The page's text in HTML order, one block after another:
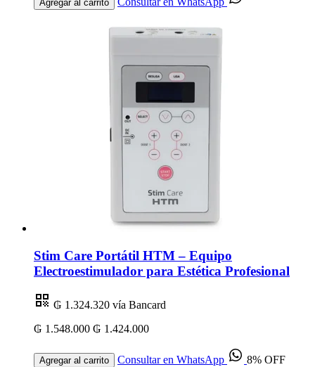
Agregar al carrito
Stim Care Portátil HTM – Equipo
Electroestimulador para Estética Profesional
₲ 1.324.320 vía Bancard
₲ 1.548.000 ₲ 1.424.000
Agregar al carrito Consultar en WhatsApp 8% OFF